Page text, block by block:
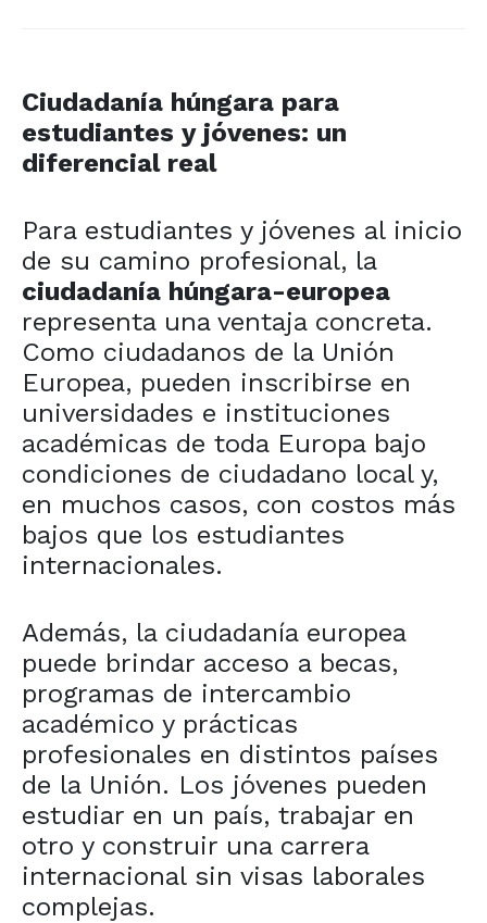
Ciudadanía húngara para
estudiantes y jóvenes: un
diferencial real
Para estudiantes y jóvenes al inicio
de su camino profesional, la
ciudadanía húngara-europea
representa una ventaja concreta.
Como ciudadanos de la Unión
Europea, pueden inscribirse en
universidades e instituciones
académicas de toda Europa bajo
condiciones de ciudadano local y,
en muchos casos, con costos más
bajos que los estudiantes
internacionales.
Además, la ciudadanía europea
puede brindar acceso a becas,
programas de intercambio
académico y prácticas
profesionales en distintos países
de la Unión. Los jóvenes pueden
estudiar en un país, trabajar en
otro y construir una carrera
internacional sin visas laborales
complejas.